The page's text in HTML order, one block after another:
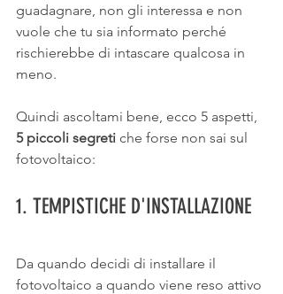
guadagnare, non gli interessa e non
vuole che tu sia informato perché
rischierebbe di intascare qualcosa in
meno.
Quindi ascoltami bene, ecco 5 aspetti,
5 piccoli segreti che forse non sai sul
fotovoltaico:
1. TEMPISTICHE D'INSTALLAZIONE
Da quando decidi di installare il
fotovoltaico a quando viene reso attivo